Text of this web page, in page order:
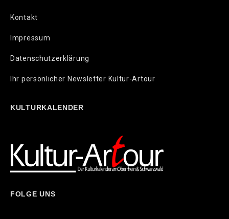
Kontakt
Impressum
Datenschutzerklärung
Ihr persönlicher Newsletter Kultur-Artour
KULTURKALENDER
FOLGE UNS